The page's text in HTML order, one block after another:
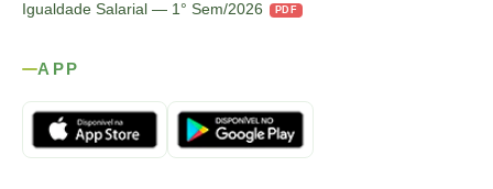
Igualdade Salarial — 1° Sem/2026
PDF
APP